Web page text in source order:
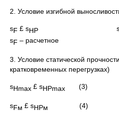
2. Условие изгибной
sF £ sHP
sF – расчетное
3. Условие статической
кратковременных перегрузках)
sHmax £ sHPmax (3)
sFм £ sHPм (4)